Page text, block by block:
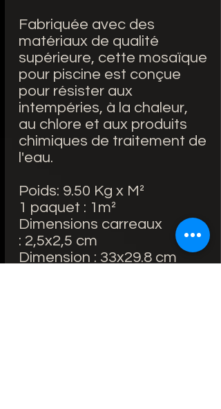
Fabriquée avec des
matériaux de qualité
supérieure, cette mosaïque
pour piscine est conçue
pour résister aux
intempéries, à la chaleur,
au chlore et aux produits
chimiques de traitement de
l'eau.
Poids: 9.50 Kg x M²
1 paquet : 1m²
Dimensions carreaux
: 2,5x2,5 cm
Dimension : 33x29.8 cm